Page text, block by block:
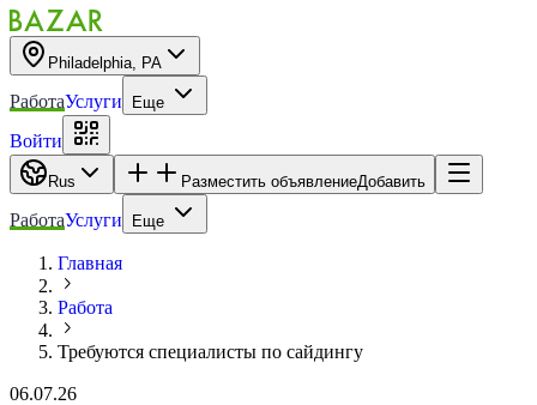
Philadelphia, PA
РаботаУслуги Еще
Войти
Rus Разместить объявлениеДобавить
РаботаУслуги Еще
Главная
Работа
Требуются специалисты по сайдингу
06.07.26